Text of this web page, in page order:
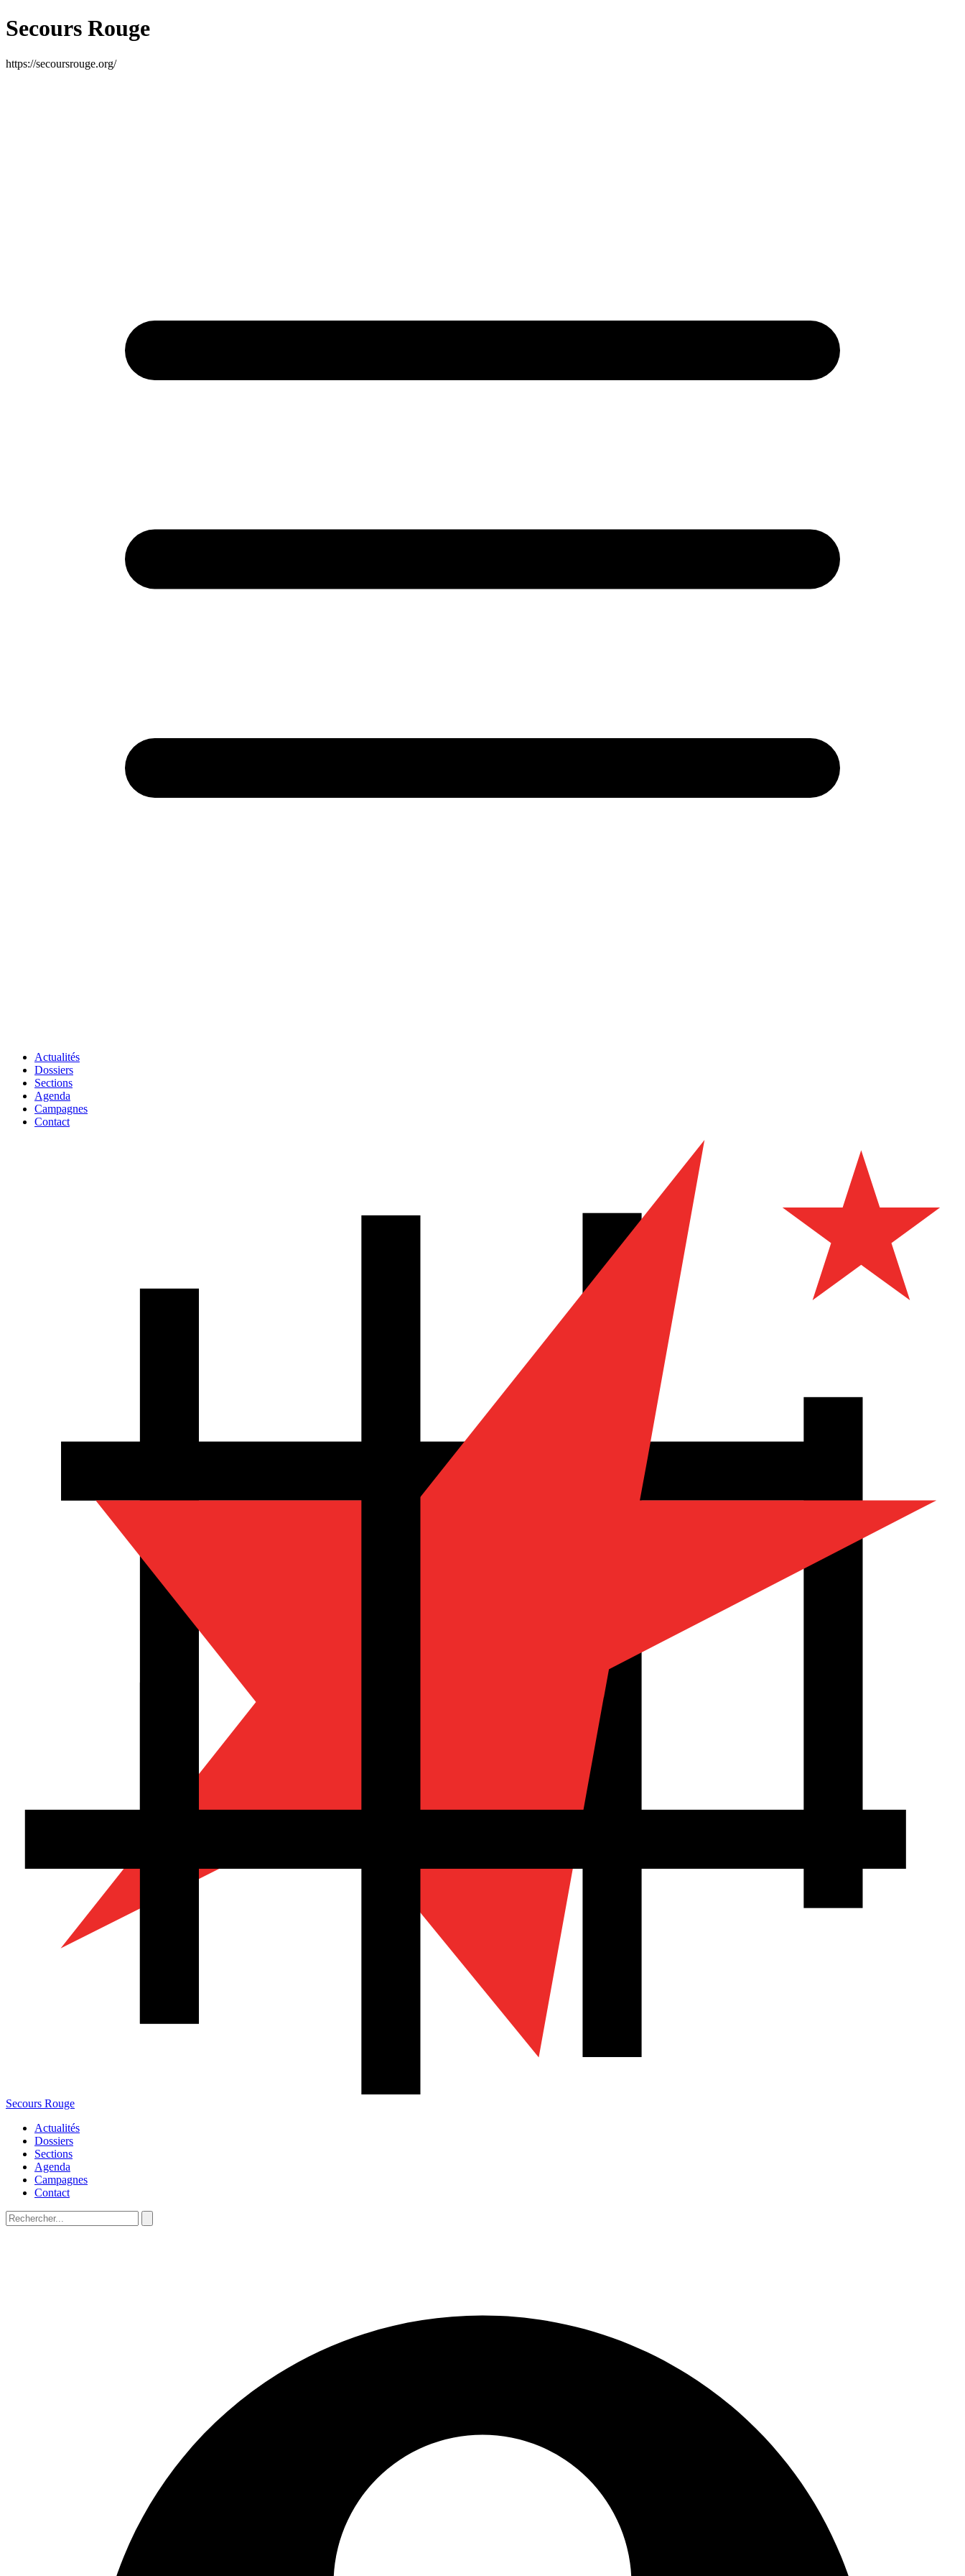
Secours Rouge
https://secoursrouge.org/
Actualités
Dossiers
Sections
Agenda
Campagnes
Contact
Secours Rouge
Actualités
Dossiers
Sections
Agenda
Campagnes
Contact